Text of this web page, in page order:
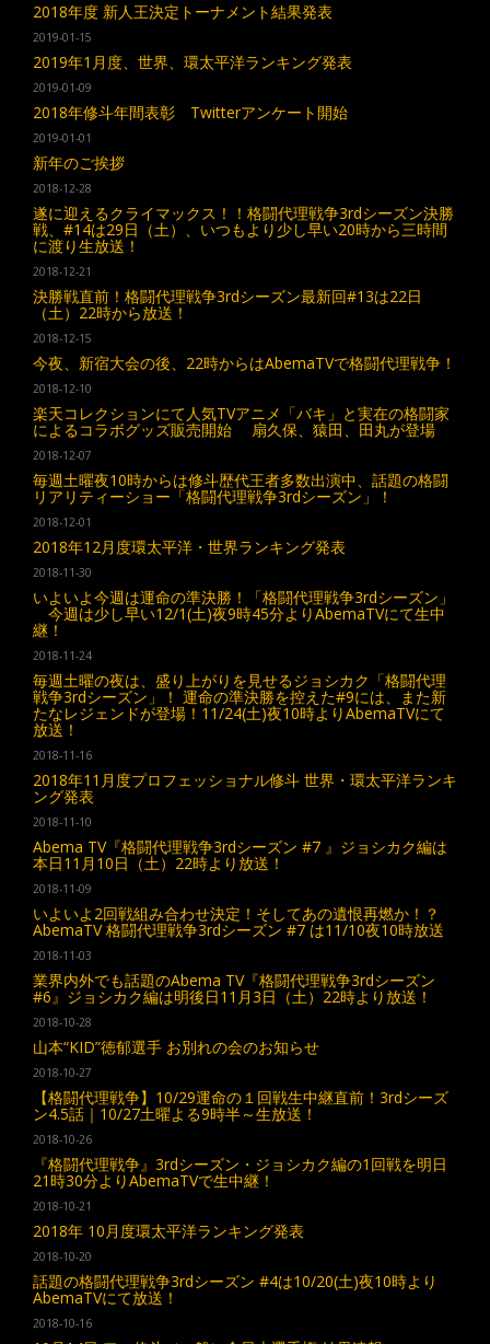
2018年度 新人王決定トーナメント結果発表
2019-01-15
2019年1月度、世界、環太平洋ランキング発表
2019-01-09
2018年修斗年間表彰 Twitterアンケート開始
2019-01-01
新年のご挨拶
2018-12-28
遂に迎えるクライマックス！！格闘代理戦争3rdシーズン決勝
戦、#14は29日（土）、いつもより少し早い20時から三時間
に渡り生放送！
2018-12-21
決勝戦直前！格闘代理戦争3rdシーズン最新回#13は22日
（土）22時から放送！
2018-12-15
今夜、新宿大会の後、22時からはAbemaTVで格闘代理戦争！
2018-12-10
楽天コレクションにて人気TVアニメ「バキ」と実在の格闘家
によるコラボグッズ販売開始 扇久保、猿田、田丸が登場
2018-12-07
毎週土曜夜10時からは修斗歴代王者多数出演中、話題の格闘
リアリティーショー「格闘代理戦争3rdシーズン」！
2018-12-01
2018年12月度環太平洋・世界ランキング発表
2018-11-30
いよいよ今週は運命の準決勝！「格闘代理戦争3rdシーズン」
今週は少し早い12/1(土)夜9時45分よりAbemaTVにて生中
継！
2018-11-24
毎週土曜の夜は、盛り上がりを見せるジョシカク「格闘代理
戦争3rdシーズン」！ 運命の準決勝を控えた#9には、また新
たなレジェンドが登場！11/24(土)夜10時よりAbemaTVにて
放送！
2018-11-16
2018年11月度プロフェッショナル修斗 世界・環太平洋ランキ
ング発表
2018-11-10
Abema TV『格闘代理戦争3rdシーズン #7 』ジョシカク編は
本日11月10日（土）22時より放送！
2018-11-09
いよいよ2回戦組み合わせ決定！そしてあの遺恨再燃か！？
AbemaTV 格闘代理戦争3rdシーズン #7 は11/10夜10時放送
2018-11-03
業界内外でも話題のAbema TV『格闘代理戦争3rdシーズン
#6』ジョシカク編は明後日11月3日（土）22時より放送！
2018-10-28
山本“KID”徳郁選手 お別れの会のお知らせ
2018-10-27
【格闘代理戦争】10/29運命の１回戦生中継直前！3rdシーズ
ン4.5話｜10/27土曜よる9時半～生放送！
2018-10-26
『格闘代理戦争』3rdシーズン・ジョシカク編の1回戦を明日
21時30分よりAbemaTVで生中継！
2018-10-21
2018年 10月度環太平洋ランキング発表
2018-10-20
話題の格闘代理戦争3rdシーズン #4は10/20(土)夜10時より
AbemaTVにて放送！
2018-10-16